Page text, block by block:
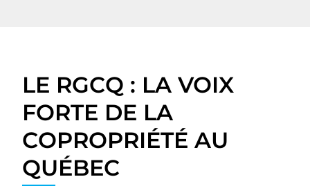
LE RGCQ : LA VOIX
FORTE DE LA
COPROPRIÉTÉ AU
QUÉBEC